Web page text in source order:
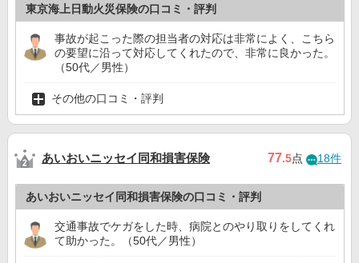
東京海上日動火災保険の口コミ・評判
事故が起こった際の担当者の対応は非常によく、こちら
の要望に沿って対応してくれたので、非常に良かった。
（50代／男性）
その他の口コミ・評判
あいおいニッセイ同和損害保険 77.5点 18件
あいおいニッセイ同和損害保険の口コミ・評判
交通事故でケガをした時、病院とのやり取りをしてくれ
て助かった。（50代／男性）